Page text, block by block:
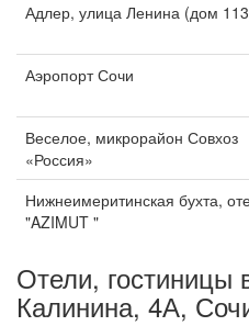
Адлер, улица Ленина (дом
Аэропорт Сочи
Веселое, микрорайон Совхоз
«Россия»
Нижнеимеритинская бухта,
"AZIMUT "
Отели, гостиницы
Калинина, 4А,